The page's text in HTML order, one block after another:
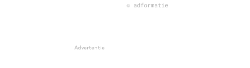
© adformatie
Advertentie